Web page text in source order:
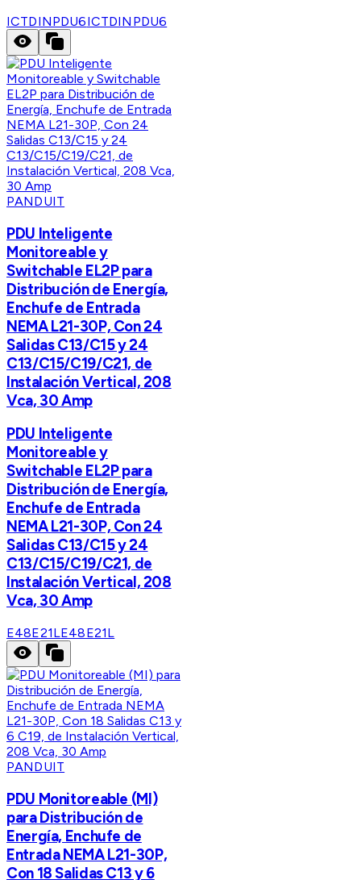
ICTDINPDU6ICTDINPDU6
PANDUIT
PDU Inteligente
Monitoreable y
Switchable EL2P para
Distribución de Energía,
Enchufe de Entrada
NEMA L21-30P, Con 24
Salidas C13/C15 y 24
C13/C15/C19/C21, de
Instalación Vertical, 208
Vca, 30 Amp
PDU Inteligente
Monitoreable y
Switchable EL2P para
Distribución de Energía,
Enchufe de Entrada
NEMA L21-30P, Con 24
Salidas C13/C15 y 24
C13/C15/C19/C21, de
Instalación Vertical, 208
Vca, 30 Amp
E48E21LE48E21L
PANDUIT
PDU Monitoreable (MI)
para Distribución de
Energía, Enchufe de
Entrada NEMA L21-30P,
Con 18 Salidas C13 y 6